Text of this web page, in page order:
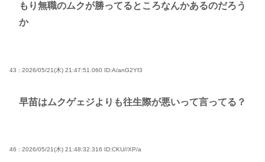
もり無職のムクが勝ってるところなんかあるのだろう
か
43 : 2026/05/21(木) 21:47:51.060 ID:A/anG2Yf3
早苗はムクゲェジよりも往生際が悪いって言ってる？
46 : 2026/05/21(木) 21:48:32.316 ID:CKU//XP/a